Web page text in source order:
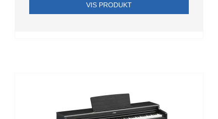
VIS PRODUKT